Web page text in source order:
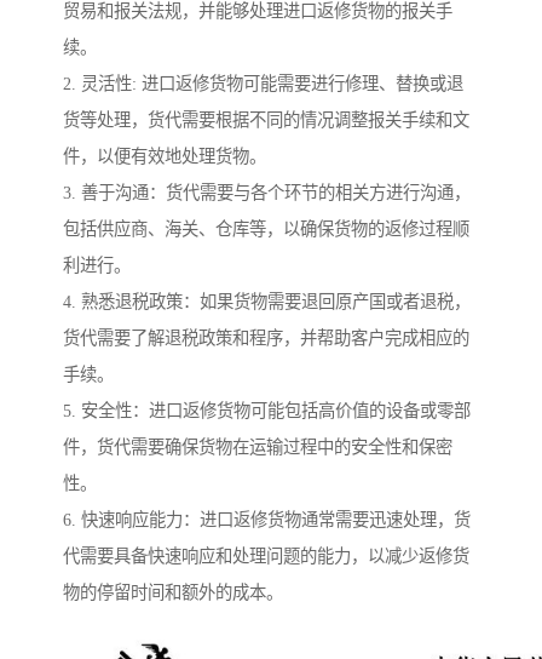
贸易和报关法规，并能够处理进口返修货物的报关手
续。
2. 灵活性: 进口返修货物可能需要进行修理、替换或退
货等处理，货代需要根据不同的情况调整报关手续和文
件，以便有效地处理货物。
3. 善于沟通：货代需要与各个环节的相关方进行沟通，
包括供应商、海关、仓库等，以确保货物的返修过程顺
利进行。
4. 熟悉退税政策：如果货物需要退回原产国或者退税，
货代需要了解退税政策和程序，并帮助客户完成相应的
手续。
5. 安全性：进口返修货物可能包括高价值的设备或零部
件，货代需要确保货物在运输过程中的安全性和保密
性。
6. 快速响应能力：进口返修货物通常需要迅速处理，货
代需要具备快速响应和处理问题的能力，以减少返修货
物的停留时间和额外的成本。